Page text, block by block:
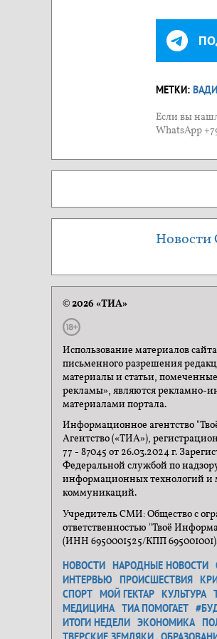
МЕТКИ:
Если вы
WhatsApp
© 2026 «ТИА»
Использование материалов
письменного разрешения
материалы и статьи,
рекламы», являются
материалами портала.
Информационное агентство
Агентство («ТИА»),
77 - 87045 от 26.03.2024 г.
Федеральной службой по
информационных технологий и
коммуникаций.
Учредитель СМИ: Общество с
ответственностью "Твоё
(ИНН 6950001525/КПП
НОВОСТИ НАРОДНЫЕ НОВОСТИ
ИНТЕРВЬЮ
ПРОИСШЕСТВИЯ
СПОРТ МОЙ ГЕКТАР КУЛЬТУРА
МЕДИЦИНА ТИА ПОМОГАЕТ
ИТОГИ НЕДЕЛИ ЭКОНОМИКА